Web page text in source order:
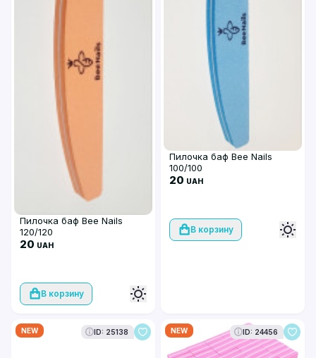
Пилочка баф Bee Nails
120/120
20 UAH
В корзину
Пилочка баф Bee Nails
100/100
20 UAH
В корзину
NEW ID: 25138 NEW ID: 24456